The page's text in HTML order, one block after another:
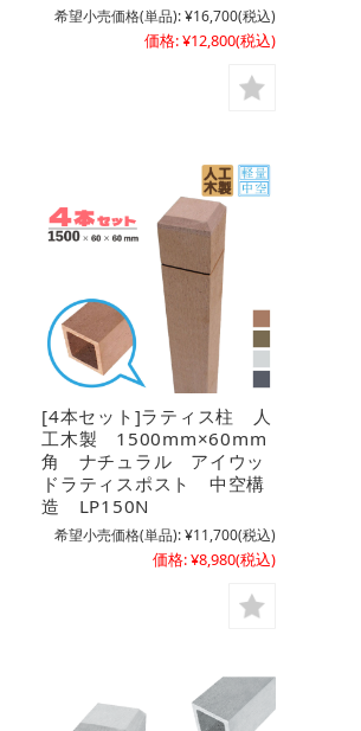
希望小売価格(単品):¥16,700(税込)
価格:¥12,800(税込)
[4本セット]ラティス柱 人
工木製 1500mm×60mm
角 ナチュラル アイウッ
ドラティスポスト 中空構
造 LP150N
希望小売価格(単品):¥11,700(税込)
価格:¥8,980(税込)